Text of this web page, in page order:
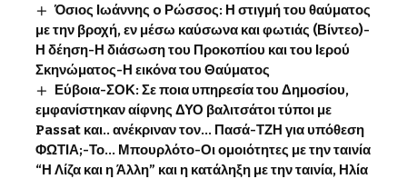
Όσιος Ιωάννης o Ρώσσος: Η στιγμή του θαύματος
με την βροχή, εν μέσω καύσωνα και φωτιάς (Βίντεο)-
Η δέηση-Η διάσωση του Προκοπίου και του Ιερού
Σκηνώματος-Η εικόνα του Θαύματος
Εύβοια-ΣΟΚ: Σε ποια υπηρεσία του Δημοσίου,
εμφανίστηκαν αίφνης ΔΥΟ βαλιτσάτοι τύποι με
Passat και.. ανέκριναν τον… Πασά-ΤΖΗ για υπόθεση
ΦΩΤΙΑ;-Το… Μπουρλότο-Οι ομοιότητες με την ταινία
“Η Λίζα και η Άλλη” και η κατάληξη με την ταινία, Ηλία